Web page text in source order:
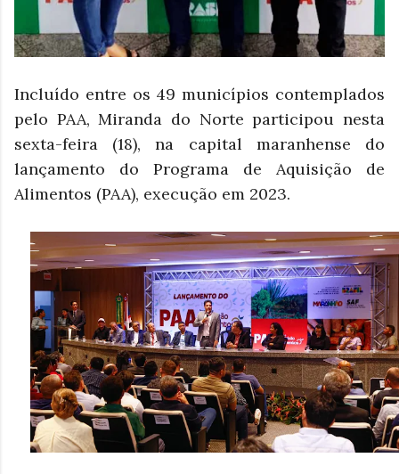
Incluído entre os 49 municípios contemplados
pelo PAA, Miranda do Norte participou nesta
sexta-feira (18), na capital maranhense do
lançamento do Programa de Aquisição de
Alimentos (PAA), execução em 2023.